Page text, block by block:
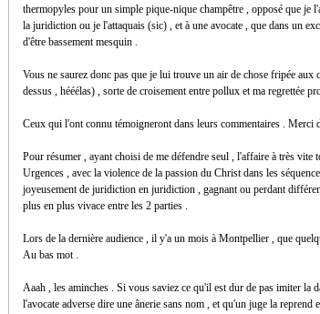
thermopyles pour un simple pique-nique champêtre , opposé que je
la juridiction ou je l'attaquais (sic) , et à une avocate , que dans un
d'être bassement mesquin .
Vous ne saurez donc pas que je lui trouve un air de chose fripée
dessus , hééélas) , sorte de croisement entre pollux et ma regrettée
Ceux qui l'ont connu témoigneront dans leurs commentaires . Merci
Pour résumer , ayant choisi de me défendre seul , l'affaire à très
Urgences , avec la violence de la passion du Christ dans les
joyeusement de juridiction en juridiction , gagnant ou perdant
plus en plus vivace entre les 2 parties .
Lors de la dernière audience , il y'a un mois à Montpellier , que
Au bas mot .
Aaah , les aminches . Si vous saviez ce qu'il est dur de pas imiter la
l'avocate adverse dire une ânerie sans nom , et qu'un juge la reprend